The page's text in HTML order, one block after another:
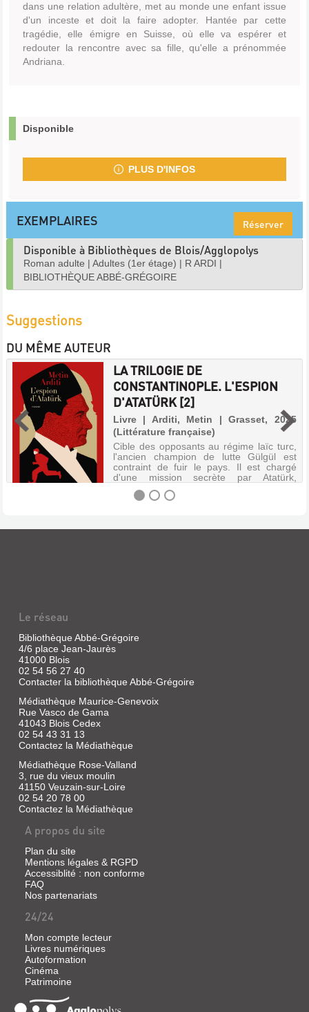
dans une relation adultère, met au monde une enfant issue
d'un inceste et doit la faire adopter. Hantée par cette
tragédie, elle émigre en Suisse, où elle va espérer et
redouter la rencontre avec sa fille, qu'elle a prénommée
Andriana.
Disponible
PLUS D'INFOS
EXEMPLAIRES Réserver
Disponible à Bibliothèques de Blois/Agglopolys
Roman adulte | Adultes (1er étage) | R ARDI |
BIBLIOTHÈQUE ABBÉ-GRÉGOIRE
Suggestions
DU MÊME AUTEUR
LA TRILOGIE DE
CONSTANTINOPLE. L'ESPION
D'ATATÜRK [2]
Livre | Arditi, Metin | Grasset, 2025
(Littérature française)
Cible des opposants au régime laïc turc,
l'ancien champion de lutte Gülgül est
contraint de fuir le pays. Il est chargé
d'une mission secrète par Atatürk,
rapporter tout ce qui se trame en Suisse.
Commence pour lui une double vie,...
D'ATATÜRK
[2]
Livre
Arditi,
Grasset,
2025
(Littérature
Cible
des
opposants
au
régime
turc,
champion
de
lutte
Gülgül
est
contraint
de
fuir
pays.
est
chargé
d'une
mission
secrète
Le réseau
Bibliothèque Abbé-Grégoire
4/6 place Jean-Jaurès
41000 Blois
02 54 56 27 40
Contacter la bibliothèque Abbé-Grégoire
Médiathèque Maurice-Genevoix
Rue Vasco de Gama
41043 Blois Cedex
02 54 43 31 13
Contactez la Médiathèque
Médiathèque Rose-Valland
3, rue du vieux moulin
41150 Veuzain-sur-Loire
02 54 20 78 00
Contactez la Médiathèque
A propos du site
Plan du site
Mentions légales & RGPD
Accessiblité : non conforme
FAQ
Nos partenariats
24/24
Mon compte lecteur
Livres numériques
Autoformation
Cinéma
Patrimoine